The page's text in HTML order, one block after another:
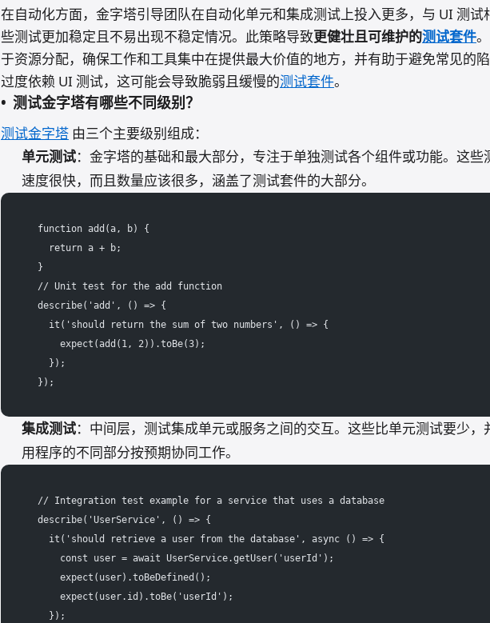
在自动化方面，金字塔引导团队在自动化单元和集成测试上投入更多，与 UI 测试
些测试更加稳定且不易出现不稳定情况。此策略导致更健壮且可维护的测试套件
于资源分配，确保工作和工具集中在提供最大价值的地方，并有助于避免常见的
过度依赖 UI 测试，这可能会导致脆弱且缓慢的测试套件。
测试金字塔有哪些不同级别？
测试金字塔 由三个主要级别组成：
单元测试：金字塔的基础和最大部分，专注于单独测试各个组件或功能。这些
速度很快，而且数量应该很多，涵盖了测试套件的大部分。
  function add(a, b) {
    return a + b;
  }
  // Unit test for the add function
  describe('add', () => {
    it('should return the sum of two numbers', () => {
      expect(add(1, 2)).toBe(3);
    });
  });
集成测试：中间层，测试集成单元或服务之间的交互。这些比单元测试要少，
用程序的不同部分按预期协同工作。
  // Integration test example for a service that uses a database
  describe('UserService', () => {
    it('should retrieve a user from the database', async () => {
      const user = await UserService.getUser('userId');
      expect(user).toBeDefined();
      expect(user.id).toBe('userId');
    });